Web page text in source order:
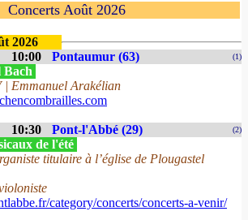
Concerts Août 2026
2026
10:00
Pontaumur (63) (1)
Bach
| Emmanuel Arakélian
10:30 Pont-l'Abbé (29) (2)
de l'été
titulaire à l’église de Plougastel
category/concerts/concerts-a-venir/